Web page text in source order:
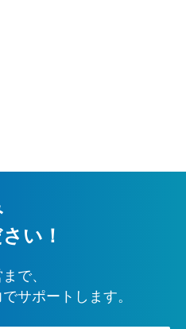
い！
で、
サポートします。